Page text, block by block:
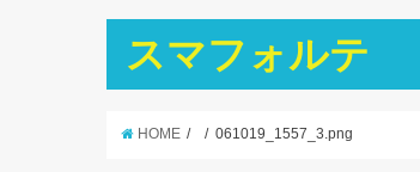
スマフォルテ
HOME 061019_1557_3.png